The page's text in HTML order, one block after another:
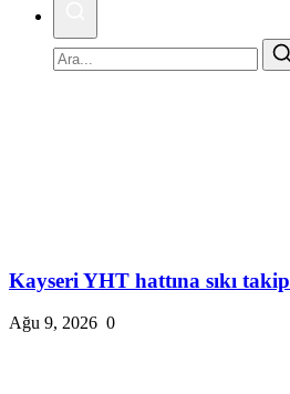
Kayseri YHT hattına sıkı takip
Ağu 9, 2026 0